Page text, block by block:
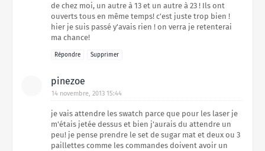
de chez moi, un autre à 13 et un autre à 23 ! Ils ont
ouverts tous en même temps! c'est juste trop bien !
hier je suis passé y'avais rien ! on verra je retenterai
ma chance!
Répondre Supprimer
pinezoe
14 novembre, 2013 15:44
je vais attendre les swatch parce que pour les laser je
m'étais jetée dessus et bien j'aurais du attendre un
peu! je pense prendre le set de sugar mat et deux ou 3
paillettes comme les commandes doivent avoir un